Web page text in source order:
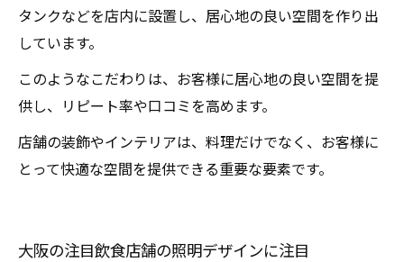
タンクなどを店内に設置し、居心地の良い空間を作り出
しています。
このようなこだわりは、お客様に居心地の良い空間を提
供し、リピート率や口コミを高めます。
店舗の装飾やインテリアは、料理だけでなく、お客様に
とって快適な空間を提供できる重要な要素です。
大阪の注目飲食店舗の照明デザインに注目